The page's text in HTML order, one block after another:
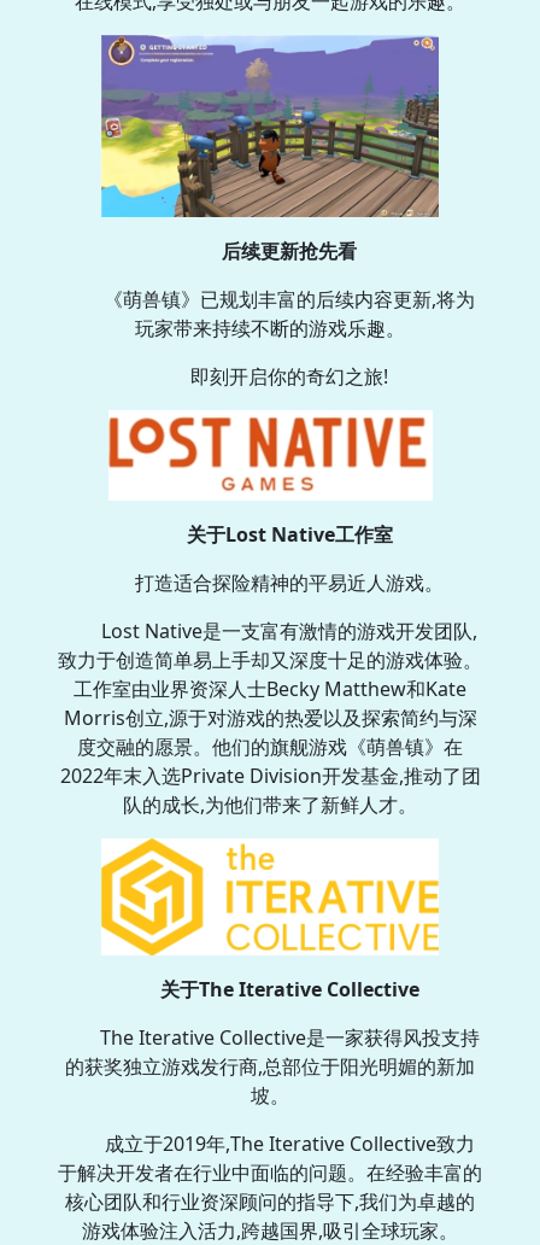
后续更新抢先看
《萌兽镇》已规划丰富的后续内容更新,将为
玩家带来持续不断的游戏乐趣。
即刻开启你的奇幻之旅!
关于Lost Native工作室
打造适合探险精神的平易近人游戏。
Lost Native是一支富有激情的游戏开发团队,
致力于创造简单易上手却又深度十足的游戏体验。
工作室由业界资深人士Becky Matthew和Kate
Morris创立,源于对游戏的热爱以及探索简约与深
度交融的愿景。他们的旗舰游戏《萌兽镇》在
2022年末入选Private Division开发基金,推动了团
队的成长,为他们带来了新鲜人才。
关于The Iterative Collective
The Iterative Collective是一家获得风投支持
的获奖独立游戏发行商,总部位于阳光明媚的新加
坡。
成立于2019年,The Iterative Collective致力
于解决开发者在行业中面临的问题。在经验丰富的
核心团队和行业资深顾问的指导下,我们为卓越的
游戏体验注入活力,跨越国界,吸引全球玩家。